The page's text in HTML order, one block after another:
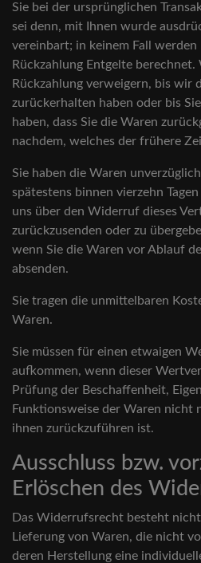
Sie bei der ursprünglichen
sei denn, mit Ihnen wurde
vereinbart; in keinem Fall werden
Rückzahlung Entgelte
Rückzahlung verweigern, bis wir
zurückerhalten haben oder bis
haben, dass Sie die Waren
nachdem, welches der frühere
Sie haben die Waren unverzüglich
spätestens binnen vierzehn
uns über den Widerruf dieses
zurückzusenden oder zu
wenn Sie die Waren vor Ablauf
absenden.
Sie tragen die unmittelbaren
Waren.
Sie müssen für einen etwaigen
aufkommen, wenn dieser
Prüfung der Beschaffenheit,
Funktionsweise der Waren nicht
ihnen zurückzuführen ist.
Ausschluss bzw.
Erlöschen des
Das Widerrufsrecht besteht
Lieferung von Waren, die nicht
deren Herstellung eine